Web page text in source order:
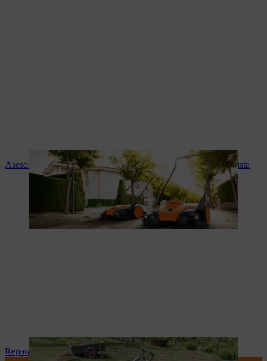
Asesoramiento experto y servicio STIHL en tu tienda especialista
Reparación y mantenimiento STIHL en tu tienda especialista